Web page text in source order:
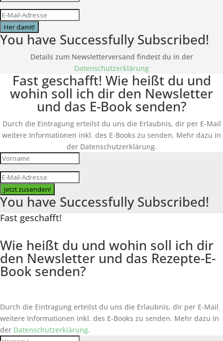
Her damit!
You have Successfully Subscribed!
Details zum Newsletterversand findest du in der
Datenschutzerklärung
Fast geschafft! Wie heißt du und
wohin soll ich dir den Newsletter
und das E-Book senden?
Durch die Eintragung erteilst du uns die Erlaubnis, dir per E-Mail
weitere Informationen inkl. des E-Books zu senden. Mehr dazu in
der Datenschutzerklärung.
Jetzt zusenden!
You have Successfully Subscribed!
Fast geschafft!
Wie heißt du und wohin soll ich dir
den Newsletter und das Rezepte-E-
Book senden?
Durch die Eintragung erteilst du uns die Erlaubnis, dir per E-Mail
weitere Informationen inkl. des E-Books zu senden. Mehr dazu in
der Datenschutzerklärung.